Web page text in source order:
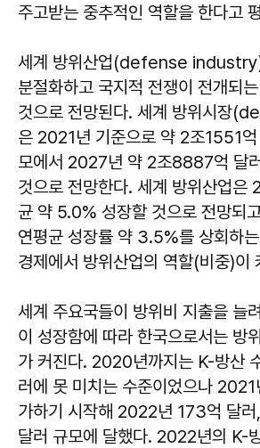
주고받는 중추적인 역할을 한다고
세계 방위산업(defense
분절화하고 국지적 전쟁이 전개되
것으로 전망된다. 세계 방위시장
은 2021년 기준으로 약 2조1551
모에서 2027년 약 2조8887억 달
것으로 전망한다. 세계 방위산업은
균 약 5.0% 성장할 것으로 전망되
연평균 성장률 약 3.5%를 상회하
경제에서 방위산업의 역할(비중)이
세계 주요국들이 방위비 지출을 늘
이 성장함에 따라 한국으로서는 방
가 커진다. 2020년까지는 K-방산
러에 못 미치는 수준이었으나
가하기 시작해 2022년 173억 달
달러 규모에 달했다. 2022년의 K-